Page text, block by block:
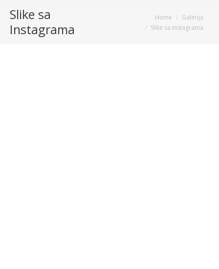
Slike sa
Instagrama
You are here:Home
Galerija
Slike sa Instagrama